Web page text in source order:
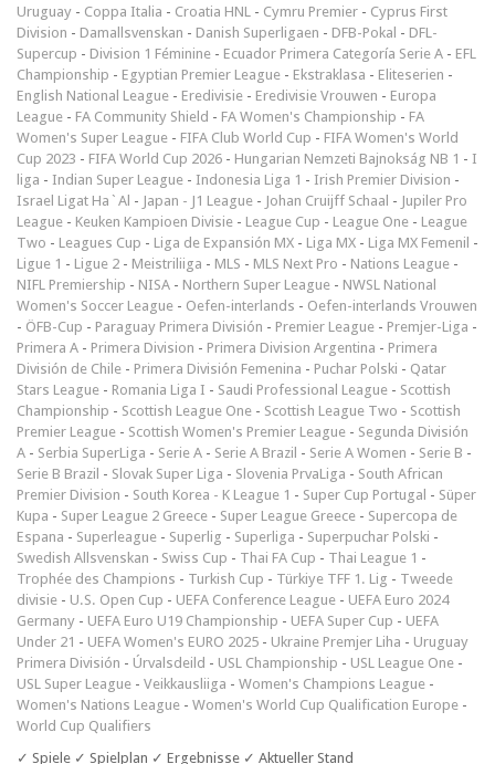
Uruguay - Coppa Italia - Croatia HNL - Cymru Premier - Cyprus First
Division - Damallsvenskan - Danish Superligaen - DFB-Pokal - DFL-
Supercup - Division 1 Féminine - Ecuador Primera Categoría Serie A - EFL
Championship - Egyptian Premier League - Ekstraklasa - Eliteserien -
English National League - Eredivisie - Eredivisie Vrouwen - Europa
League - FA Community Shield - FA Women's Championship - FA
Women's Super League - FIFA Club World Cup - FIFA Women's World
Cup 2023 - FIFA World Cup 2026 - Hungarian Nemzeti Bajnokság NB 1 - I
liga - Indian Super League - Indonesia Liga 1 - Irish Premier Division -
Israel Ligat Ha`Al - Japan - J1 League - Johan Cruijff Schaal - Jupiler Pro
League - Keuken Kampioen Divisie - League Cup - League One - League
Two - Leagues Cup - Liga de Expansión MX - Liga MX - Liga MX Femenil -
Ligue 1 - Ligue 2 - Meistriliiga - MLS - MLS Next Pro - Nations League -
NIFL Premiership - NISA - Northern Super League - NWSL National
Women's Soccer League - Oefen-interlands - Oefen-interlands Vrouwen
- ÖFB-Cup - Paraguay Primera División - Premier League - Premjer-Liga -
Primera A - Primera Division - Primera Division Argentina - Primera
División de Chile - Primera División Femenina - Puchar Polski - Qatar
Stars League - Romania Liga I - Saudi Professional League - Scottish
Championship - Scottish League One - Scottish League Two - Scottish
Premier League - Scottish Women's Premier League - Segunda División
A - Serbia SuperLiga - Serie A - Serie A Brazil - Serie A Women - Serie B -
Serie B Brazil - Slovak Super Liga - Slovenia PrvaLiga - South African
Premier Division - South Korea - K League 1 - Super Cup Portugal - Süper
Kupa - Super League 2 Greece - Super League Greece - Supercopa de
Espana - Superleague - Superlig - Superliga - Superpuchar Polski -
Swedish Allsvenskan - Swiss Cup - Thai FA Cup - Thai League 1 -
Trophée des Champions - Turkish Cup - Türkiye TFF 1. Lig - Tweede
divisie - U.S. Open Cup - UEFA Conference League - UEFA Euro 2024
Germany - UEFA Euro U19 Championship - UEFA Super Cup - UEFA
Under 21 - UEFA Women's EURO 2025 - Ukraine Premjer Liha - Uruguay
Primera División - Úrvalsdeild - USL Championship - USL League One -
USL Super League - Veikkausliiga - Women's Champions League -
Women's Nations League - Women's World Cup Qualification Europe -
World Cup Qualifiers
✓ Spiele ✓ Spielplan ✓ Ergebnisse ✓ Aktueller Stand